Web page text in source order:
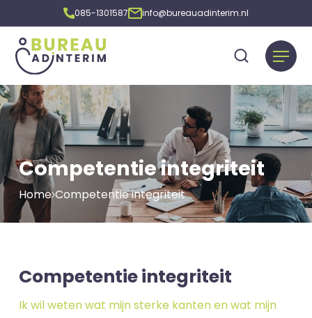
085-1301587 info@bureauadinterim.nl
Competentie integriteit
Home Competentie integriteit
Competentie integriteit
Ik wil weten wat mijn sterke kanten en wat mijn